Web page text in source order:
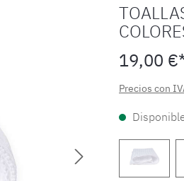
19,00
Precios con